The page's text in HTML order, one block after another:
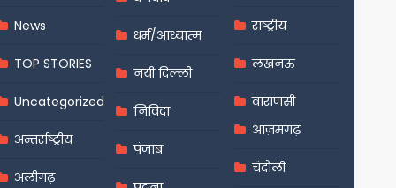
News
TOP STORIES
Uncategorized
अन्तर्राष्ट्रीय
अलीगढ़
धर्म/आध्यात्म
नयी दिल्ली
निविदा
पंजाब
राष्ट्रीय
लखनऊ
वाराणसी
आज़मगढ़
चंदौली